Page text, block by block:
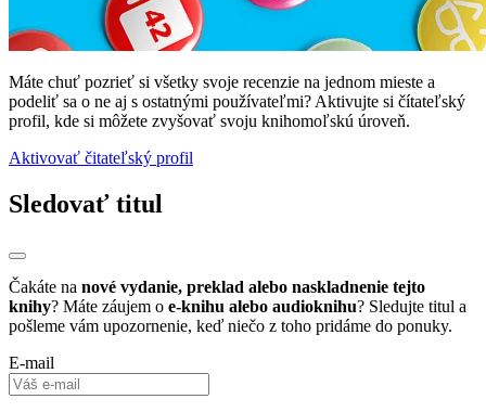
Máte chuť pozrieť si všetky svoje recenzie na jednom mieste a
podeliť sa o ne aj s ostatnými používateľmi? Aktivujte si čítateľský
profil, kde si môžete zvyšovať svoju knihomoľskú úroveň.
Aktivovať čitateľský profil
Sledovať titul
Čakáte na nové vydanie, preklad alebo naskladnenie tejto
knihy? Máte záujem o e-knihu alebo audioknihu? Sledujte titul a
pošleme vám upozornenie, keď niečo z toho pridáme do ponuky.
E-mail